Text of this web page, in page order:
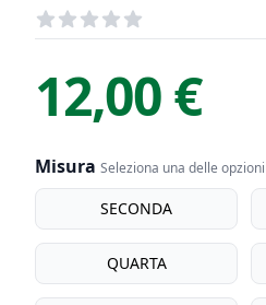
Recensioni
out of 5 stars
12,00 €
Misura Seleziona una delle
Misura SECONDA
QUARTA